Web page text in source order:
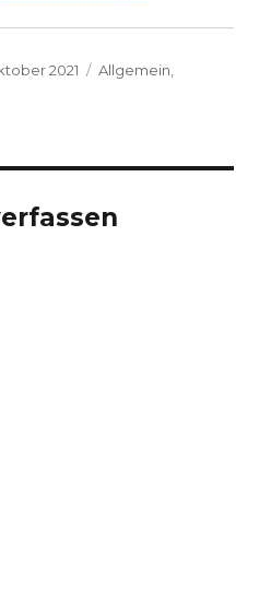
2021 Kategorien
Allgemein